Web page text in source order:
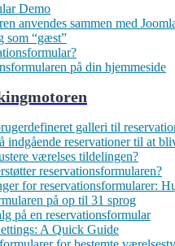
Demo
anvendes sammen med
som “gæst”
på din hjemmeside
galleri til
indgående reservationer til at
værelses tildelingen?
reservationsformularen?
for reservationsformularer:
på op til 31 sprog
på en reservationsformular
A Quick Guide